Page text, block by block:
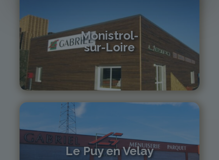
Monistrol-
sur-Loire
monistrol@gabriel-sa.fr
Le Puy en Velay